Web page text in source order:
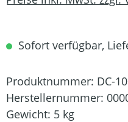
Sofort verfügbar,
Produktnummer: DC-
Herstellernummer:
Gewicht: 5 kg